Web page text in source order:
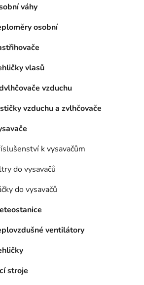
váhy
osobní
vlasů
vzduchu
vzduchu a zvlhčovače
k vysavačům
do vysavačů
do vysavačů
ventilátory
stroje